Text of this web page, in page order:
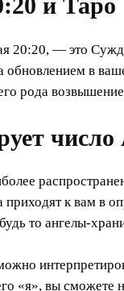
и Таро
20:20, — это
обновлением в
рода
число
приходят к вам
то ангелы-
«я», вы